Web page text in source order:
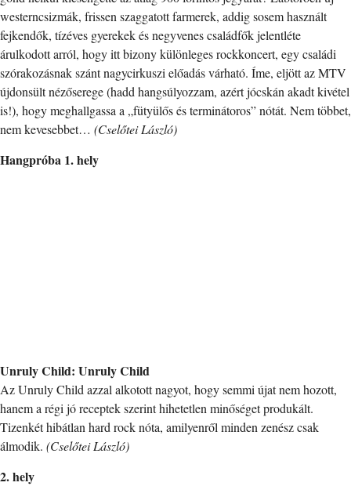
westerncsizmák, frissen szaggatott farmerek, addig sosem használt
fejkendők, tízéves gyerekek és negyvenes családfők jelentléte
árulkodott arról, hogy itt bizony különleges rockkoncert, egy családi
szórakozásnak szánt nagycirkuszi előadás várható. Íme, eljött az MTV
újdonsült nézőserege (hadd hangsúlyozzam, azért jócskán akadt kivétel
is!), hogy meghallgassa a „fütyülős és terminátoros” nótát. Nem többet,
nem kevesebbet… (Cselőtei László)
Hangpróba 1. hely
Unruly Child: Unruly Child
Az Unruly Child azzal alkotott nagyot, hogy semmi újat nem hozott,
hanem a régi jó receptek szerint hihetetlen minőséget produkált.
Tizenkét hibátlan hard rock nóta, amilyenről minden zenész csak
álmodik. (Cselőtei László)
2. hely